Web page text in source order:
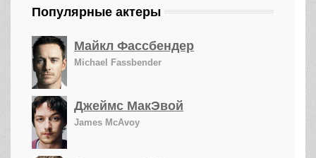
Популярные актеры
Майкл Фассбендер
Michael Fassbender
Джеймс МакЭвой
James McAvoy